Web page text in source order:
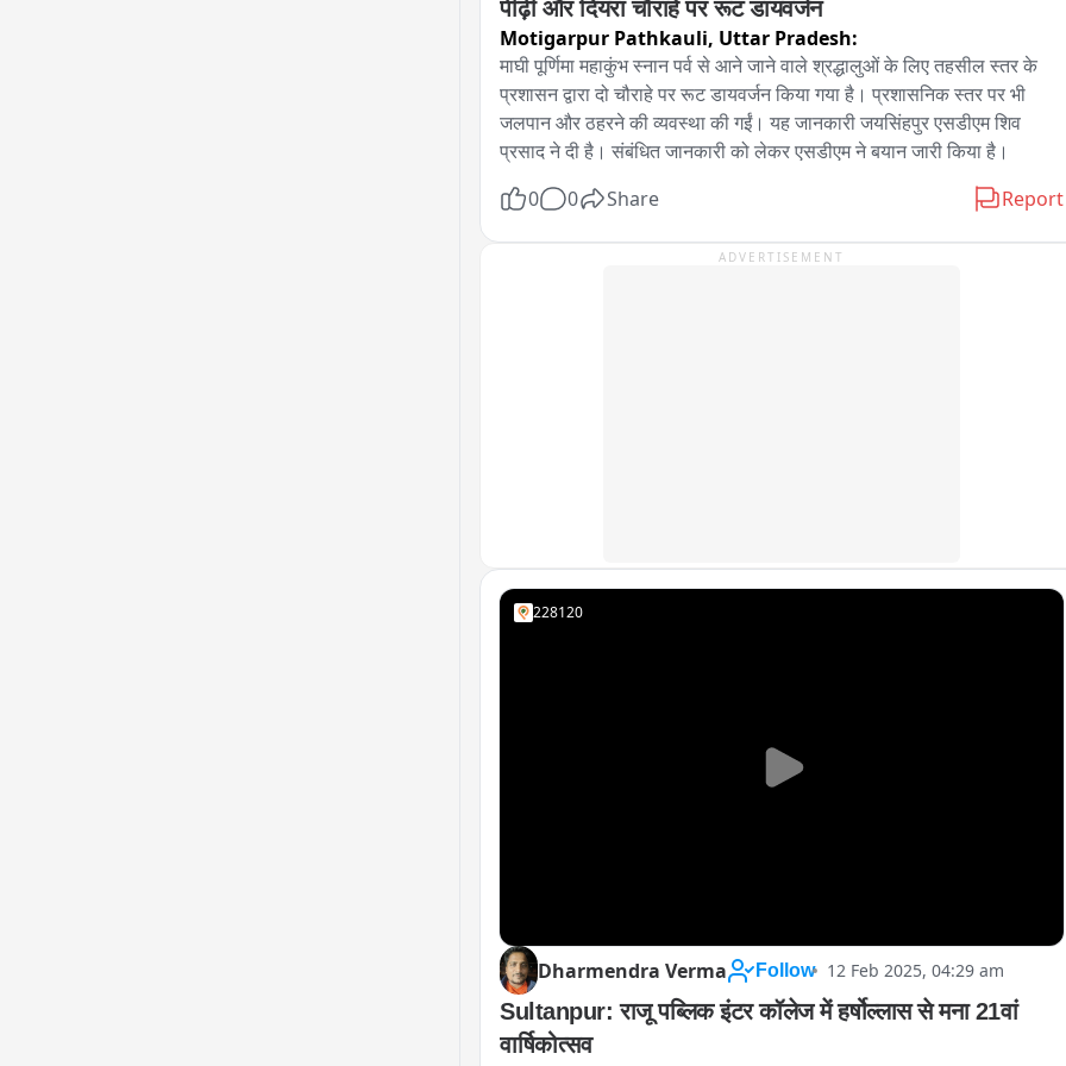
पीढ़ी और दियरा चौराहे पर रूट डायवर्जन
Motigarpur Pathkauli, Uttar Pradesh:
माघी पूर्णिमा महाकुंभ स्नान पर्व से आने जाने वाले श्रद्धालुओं के लिए तहसील स्तर के
प्रशासन द्वारा दो चौराहे पर रूट डायवर्जन किया गया है। प्रशासनिक स्तर पर भी
जलपान और ठहरने की व्यवस्था की गईं। यह जानकारी जयसिंहपुर एसडीएम शिव
प्रसाद ने दी है। संबंधित जानकारी को लेकर एसडीएम ने बयान जारी किया है।
0
0 Share Report
ADVERTISEMENT
228120
Dharmendra Verma Follow 12 Feb 2025, 04:29 am
Sultanpur: राजू पब्लिक इंटर कॉलेज में हर्षोल्लास से मना 21वां
वार्षिकोत्सव